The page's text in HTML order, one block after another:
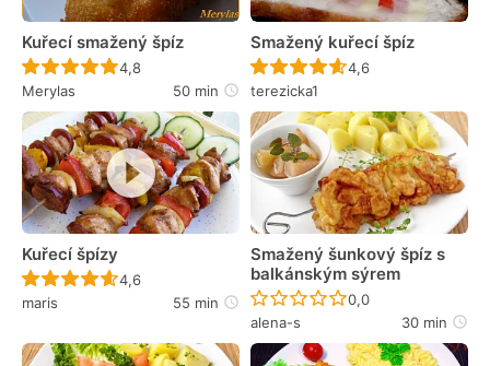
Kuřecí smažený špíz
Recept ještě nebyl hodnocen
4,8
Merylas
50 min
Smažený kuřecí špíz
Recept ještě nebyl
4,6
terezicka1
Kuřecí špízy
Recept ještě nebyl hodnocen
4,6
maris
55 min
Smažený šunkový špíz s
balkánským sýrem
Recept ještě nebyl
0,0
alena-s
30 min